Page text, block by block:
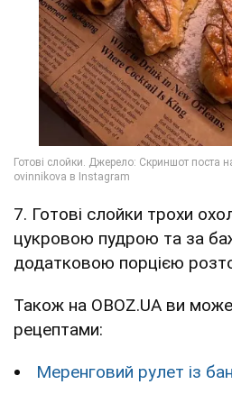
7. Готові слойки трохи
цукровою пудрою та за
додатковою порцією
Також на OBOZ.UA ви
рецептами:
Меренговий рулет із